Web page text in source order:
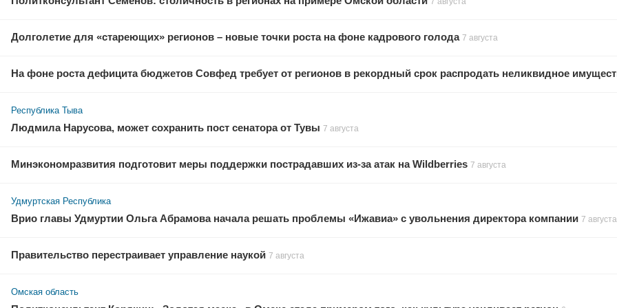
Долголетие для «стареющих» регионов – новые точки роста на фоне кадрового голода 7 августа
На фоне роста дефицита бюджетов Совфед требует от регионов в рекордный срок распродать неликвидное
Республика Тыва
Людмила Нарусова, может сохранить пост сенатора от Тувы 7 августа
Минэкономразвития подготовит меры поддержки пострадавших из-за атак на Wildberries 7 августа
Удмуртская Республика
Врио главы Удмуртии Ольга Абрамова начала решать проблемы «Ижавиа» с увольнения директора компании 7 августа
Правительство перестраивает управление наукой 7 августа
Омская область